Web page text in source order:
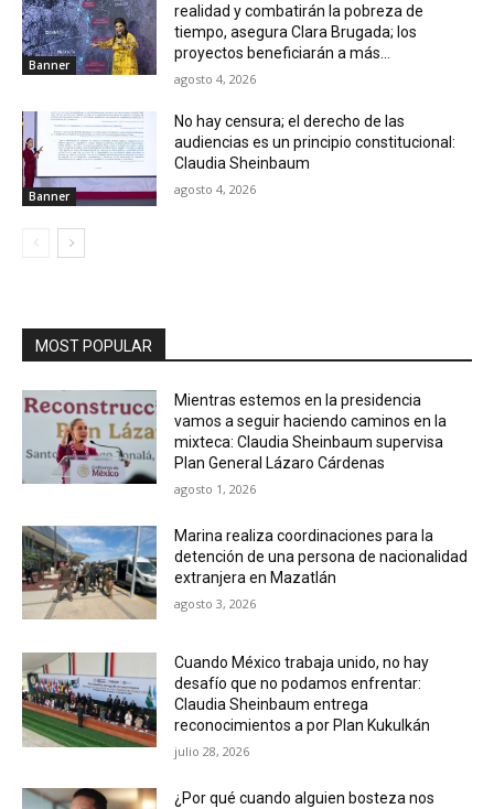
Banner
realidad y combatirán la pobreza de
tiempo, asegura Clara Brugada; los
proyectos beneficiarán a más...
agosto 4, 2026
Banner
No hay censura; el derecho de las
audiencias es un principio constitucional:
Claudia Sheinbaum
agosto 4, 2026
MOST POPULAR
Mientras estemos en la presidencia
vamos a seguir haciendo caminos en la
mixteca: Claudia Sheinbaum supervisa
Plan General Lázaro Cárdenas
agosto 1, 2026
Marina realiza coordinaciones para la
detención de una persona de nacionalidad
extranjera en Mazatlán
agosto 3, 2026
Cuando México trabaja unido, no hay
desafío que no podamos enfrentar:
Claudia Sheinbaum entrega
reconocimientos a por Plan Kukulkán
julio 28, 2026
¿Por qué cuando alguien bosteza nos